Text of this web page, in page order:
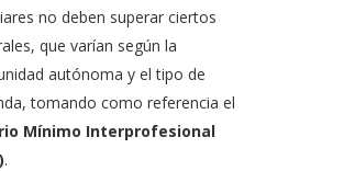
no deben superar ciertos
que varían según la
autónoma y el tipo de
tomando como referencia el
Mínimo Interprofesional
.